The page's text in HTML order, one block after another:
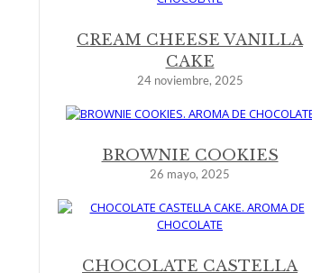
CREAM CHEESE VANILLA
CAKE
24 noviembre, 2025
BROWNIE COOKIES
26 mayo, 2025
CHOCOLATE CASTELLA